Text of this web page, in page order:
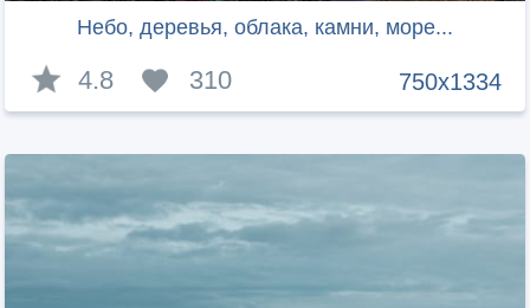
Небо, деревья, облака, камни, море...
750x1334
4.8 310